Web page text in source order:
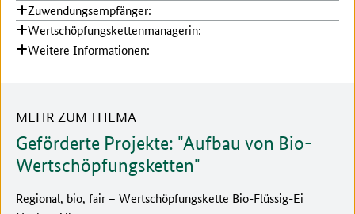
Zuwendungsempfänger:
Wertschöpfungskettenmanagerin:
Weitere Informationen:
MEHR ZUM THEMA
Geförderte Projekte: "Aufbau von Bio-
Wertschöpfungsketten"
Regional, bio, fair – Wertschöpfungskette Bio-Flüssig-Ei